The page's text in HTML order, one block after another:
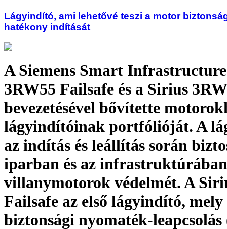
Lágyindító, ami lehetővé teszi a motor
hatékony indítását
A Siemens Smart
3RW55 Failsafe és a Sirius
bevezetésével bővítette
lágyindítóinak portfólióját. A
az indítás és leállítás során
iparban és az
villanymotorok védelmét. A
Failsafe az első lágyindító,
biztonsági nyomaték-leapcsolás